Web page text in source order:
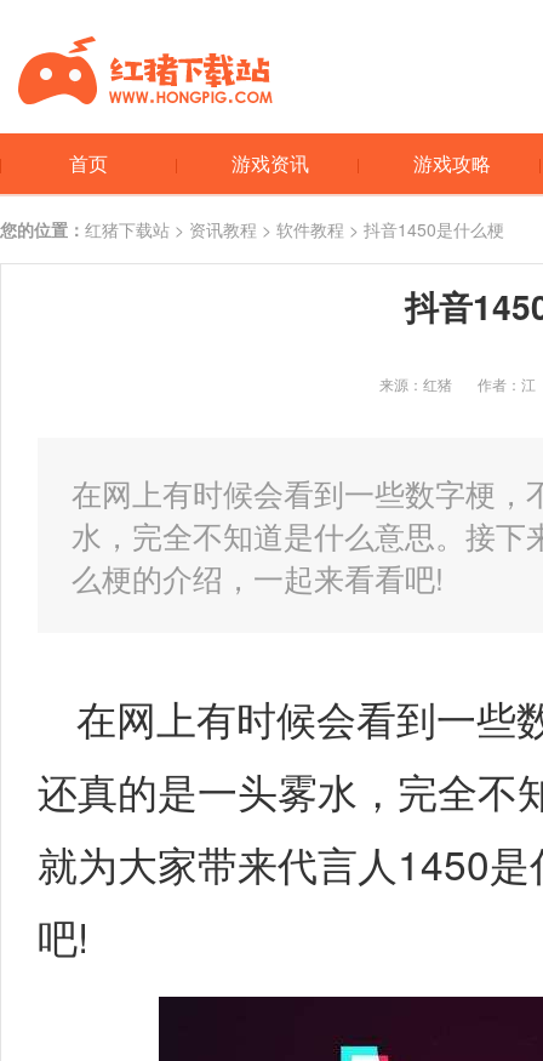
首页 游戏资讯 游戏攻略
您的位置： 红猪下载站 > 资讯教程 > 软件教程 > 抖音1450是什么梗
抖音
来源：红猪 作者：江
在网上有时候会看到一些数字梗
水，完全不知道是什么意思。接
么梗的介绍，一起来看看吧!
在网上有时候会看到一些
还真的是一头雾水，完全不
就为大家带来代言人1450
吧!